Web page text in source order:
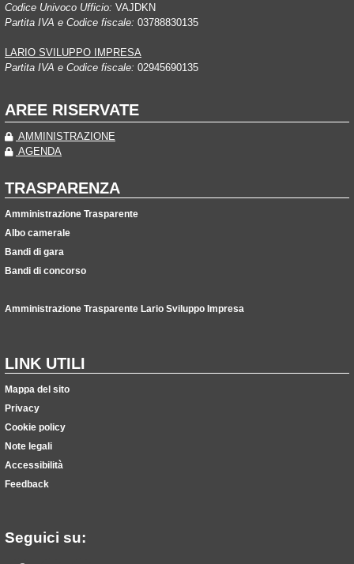
Codice Univoco Ufficio: VAJDKN
Partita IVA e Codice fiscale: 03788830135
LARIO SVILUPPO IMPRESA
Partita IVA e Codice fiscale: 02945690135
AREE RISERVATE
AMMINISTRAZIONE
AGENDA
TRASPARENZA
Amministrazione Trasparente
Albo camerale
Bandi di gara
Bandi di concorso
Amministrazione Trasparente Lario Sviluppo Impresa
LINK UTILI
Mappa del sito
Privacy
Cookie policy
Note legali
Accessibilità
Feedback
Seguici su: